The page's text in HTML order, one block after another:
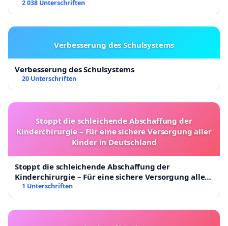
2 038 Unterschriften
Verbesserung des Schulsystems
Verbesserung des Schulsystems
20 Unterschriften
Stoppt die schleichende Abschaffung der
Kinderchirurgie – Für eine sichere Versorgung aller
Kinder in Deutschland
Stoppt die schleichende Abschaffung der
Kinderchirurgie – Für eine sichere Versorgung aller
Kinder in Deutschland
1 Unterschriften